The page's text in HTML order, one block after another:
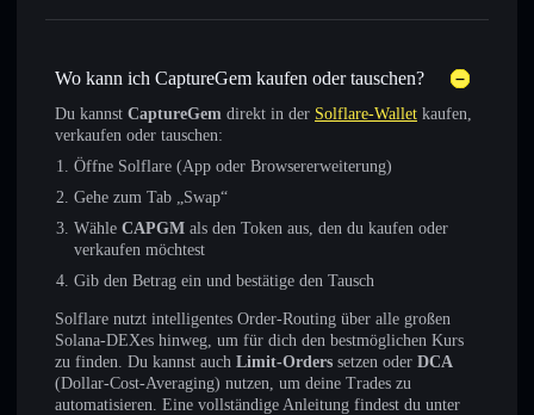
Wo kann ich CaptureGem kaufen oder tauschen?
Du kannst CaptureGem direkt in der Solflare-Wallet kaufen,
verkaufen oder tauschen:
Öffne Solflare (App oder Browsererweiterung)
Gehe zum Tab „Swap“
Wähle CAPGM als den Token aus, den du kaufen oder
verkaufen möchtest
Gib den Betrag ein und bestätige den Tausch
Solflare nutzt intelligentes Order-Routing über alle großen
Solana-DEXes hinweg, um für dich den bestmöglichen Kurs
zu finden. Du kannst auch Limit-Orders setzen oder DCA
(Dollar-Cost-Averaging) nutzen, um deine Trades zu
automatisieren. Eine vollständige Anleitung findest du unter